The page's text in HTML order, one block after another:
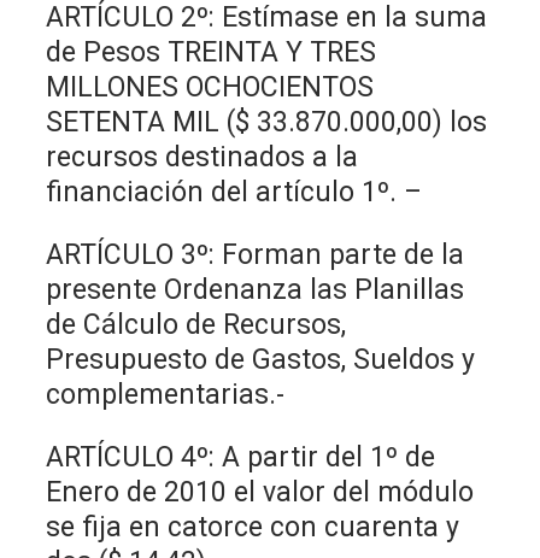
ARTÍCULO 2º: Estímase en la suma
de Pesos TREINTA Y TRES
MILLONES OCHOCIENTOS
SETENTA MIL ($ 33.870.000,00) los
recursos destinados a la
financiación del artículo 1º. –
ARTÍCULO 3º: Forman parte de la
presente Ordenanza las Planillas
de Cálculo de Recursos,
Presupuesto de Gastos, Sueldos y
complementarias.-
ARTÍCULO 4º: A partir del 1º de
Enero de 2010 el valor del módulo
se fija en catorce con cuarenta y